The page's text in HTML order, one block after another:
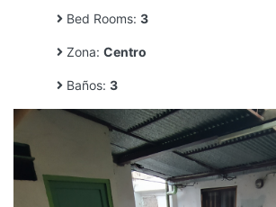
Bed Rooms: 3
Zona: Centro
Baños: 3